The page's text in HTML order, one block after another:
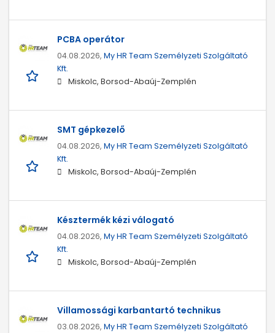
PCBA operátor
04.08.2026, My HR Team Személyzeti Szolgáltató
Kft.
Miskolc, Borsod-Abaúj-Zemplén
SMT gépkezelő
04.08.2026, My HR Team Személyzeti Szolgáltató
Kft.
Miskolc, Borsod-Abaúj-Zemplén
Késztermék kézi válogató
04.08.2026, My HR Team Személyzeti Szolgáltató
Kft.
Miskolc, Borsod-Abaúj-Zemplén
Villamossági karbantartó technikus
03.08.2026, My HR Team Személyzeti Szolgáltató